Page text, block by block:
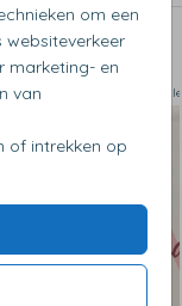
om een
websiteverkeer
marketing- en
van
of intrekken op
Op diverse